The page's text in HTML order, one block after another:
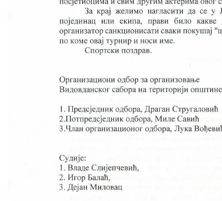
Геоистраживања
ФИНАНСИЈЕ
ПРИВРЕДА
Туризам